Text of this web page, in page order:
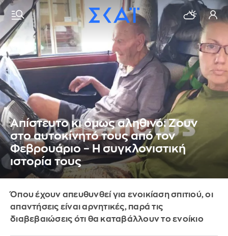
Απίστευτο κι όμως αληθινό: Ζουν
στο αυτοκίνητό τους από τον
Φεβρουάριο – Η συγκλονιστική
ιστορία τους
Όπου έχουν απευθυνθεί για ενοικίαση σπιτιού, οι
απαντήσεις είναι αρνητικές, παρά τις
διαβεβαιώσεις ότι θα καταβάλλουν το ενοίκιο